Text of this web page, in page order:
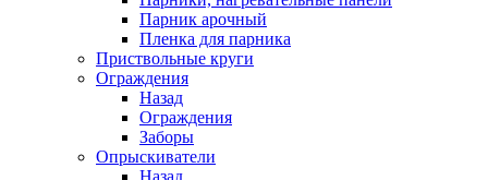
Парник арочный
Пленка для парника
Приствольные круги
Ограждения
Назад
Ограждения
Заборы
Опрыскиватели
Назад